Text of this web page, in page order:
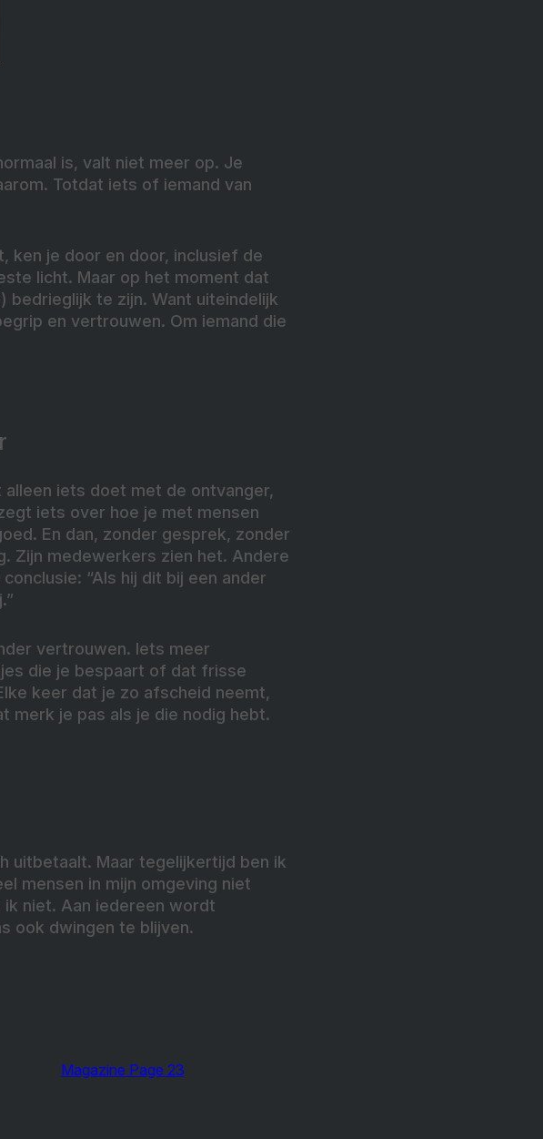
is, valt niet meer op. Je
Totdat iets of iemand van
ken je door en door, inclusief de
licht. Maar op het moment dat
bedrieglijk te zijn. Want uiteindelijk
en vertrouwen. Om iemand die
iets doet met de ontvanger,
iets over hoe je met mensen
En dan, zonder gesprek, zonder
Zijn medewerkers zien het. Andere
“Als hij dit bij een ander
vertrouwen. Iets meer
die je bespaart of dat frisse
keer dat je zo afscheid neemt,
merk je pas als je die nodig hebt.
uitbetaalt. Maar tegelijkertijd ben ik
mensen in mijn omgeving niet
niet. Aan iedereen wordt
ook dwingen te blijven.
Magazine Page 23